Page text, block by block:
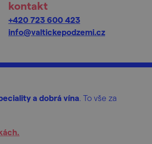
kontakt
+420 723 600 423
info@valtickepodzemi.cz
a dobrá vína. To vše za